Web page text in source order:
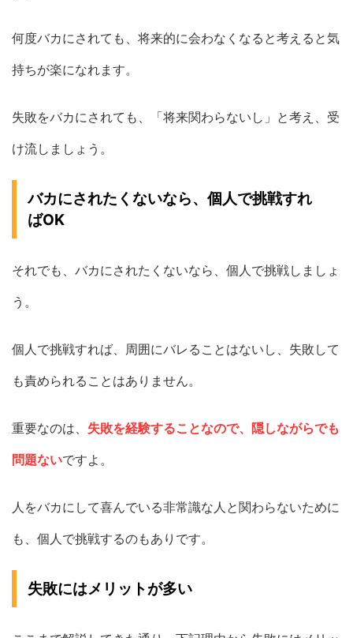
何度バカにされても、将来的に会わなくなると考えると気
持ちが楽になれます。
失敗をバカにされても、「将来関わらないし」と考え、受
け流しましょう。
バカにされたくないなら、個人で挑戦すれ
ばOK
それでも、バカにされたくないなら、個人で挑戦しましょ
う。
個人で挑戦すれば、周囲にバレることはないし、失敗して
も責められることはありません。
重要なのは、 失敗を経験することなので、隠しながらでも
問題ないですよ。
人をバカにして喜んでいる非常識な人と関わらないために
も、個人で挑戦するのもありです。
失敗にはメリットが多い